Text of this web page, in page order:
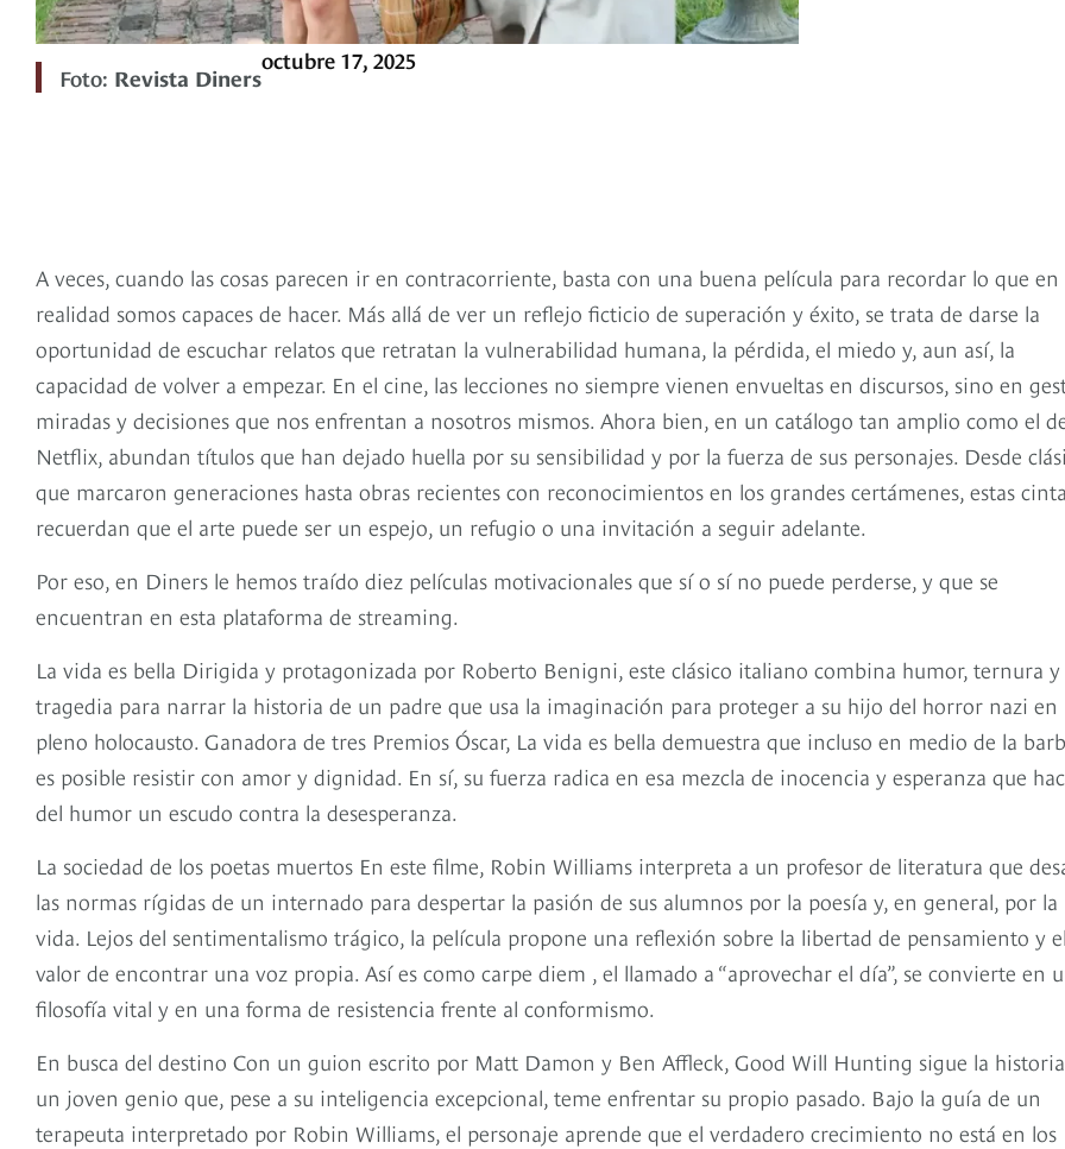
Foto: Revista Diners
octubre 17, 2025
A veces, cuando las cosas parecen ir en contracorriente, basta con una buena película para recordar lo que en
realidad somos capaces de hacer. Más allá de ver un reflejo ficticio de superación y éxito, se trata de darse la
oportunidad de escuchar relatos que retratan la vulnerabilidad humana, la pérdida, el miedo y, aun así, la
capacidad de volver a empezar. En el cine, las lecciones no siempre vienen envueltas en discursos, sino en
miradas y decisiones que nos enfrentan a nosotros mismos. Ahora bien, en un catálogo tan amplio como el
Netflix, abundan títulos que han dejado huella por su sensibilidad y por la fuerza de sus personajes. Desde
que marcaron generaciones hasta obras recientes con reconocimientos en los grandes certámenes, estas
recuerdan que el arte puede ser un espejo, un refugio o una invitación a seguir adelante.
Por eso, en Diners le hemos traído diez películas motivacionales que sí o sí no puede perderse, y que se
encuentran en esta plataforma de streaming.
La vida es bella Dirigida y protagonizada por Roberto Benigni, este clásico italiano combina humor, ternura y
tragedia para narrar la historia de un padre que usa la imaginación para proteger a su hijo del horror nazi en
pleno holocausto. Ganadora de tres Premios Óscar, La vida es bella demuestra que incluso en medio de la
es posible resistir con amor y dignidad. En sí, su fuerza radica en esa mezcla de inocencia y esperanza que
del humor un escudo contra la desesperanza.
La sociedad de los poetas muertos En este filme, Robin Williams interpreta a un profesor de literatura que
las normas rígidas de un internado para despertar la pasión de sus alumnos por la poesía y, en general, por la
vida. Lejos del sentimentalismo trágico, la película propone una reflexión sobre la libertad de pensamiento y el
valor de encontrar una voz propia. Así es como carpe diem , el llamado a “aprovechar el día”, se convierte en
filosofía vital y en una forma de resistencia frente al conformismo.
En busca del destino Con un guion escrito por Matt Damon y Ben Affleck, Good Will Hunting sigue la
un joven genio que, pese a su inteligencia excepcional, teme enfrentar su propio pasado. Bajo la guía de un
terapeuta interpretado por Robin Williams, el personaje aprende que el verdadero crecimiento no está en los